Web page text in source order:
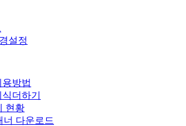
설정
용방법
더하기
현황
너 다운로드